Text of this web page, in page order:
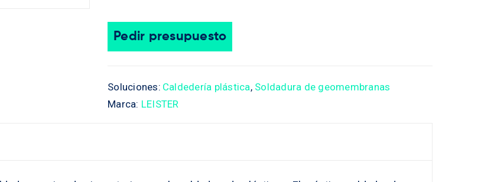
Pedir presupuesto
Soluciones: Caldedería plástica, Soldadura de geomembranas
Marca: LEISTER